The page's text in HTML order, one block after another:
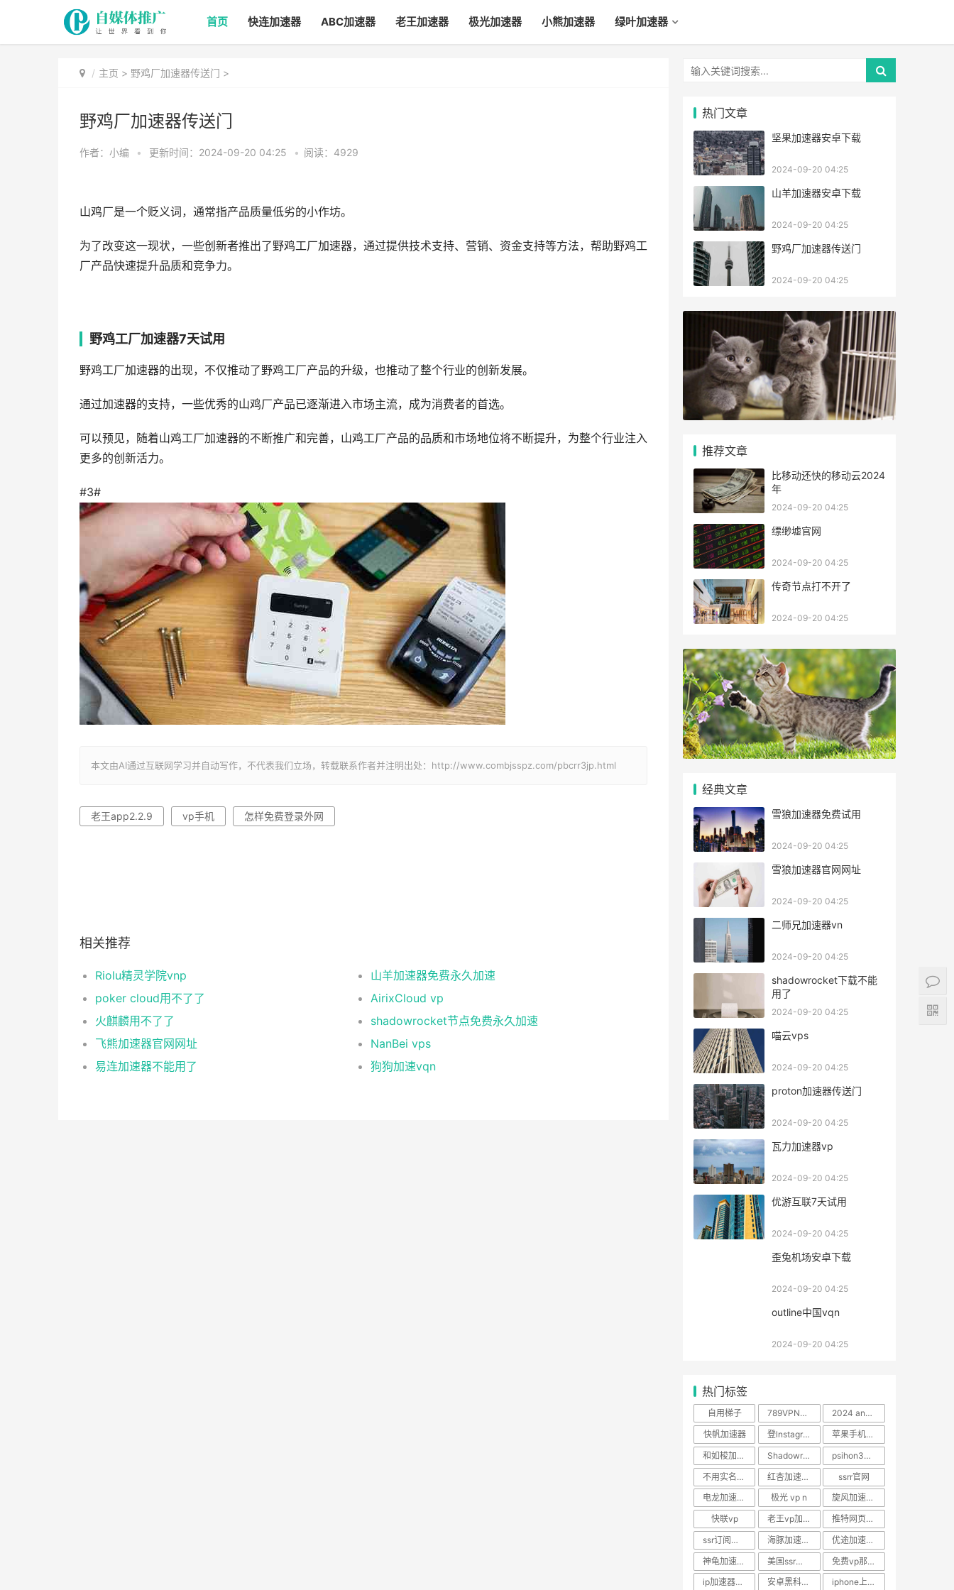
首页 快连加速器 ABC加速器 老王加速器 极光加速器 小熊加速器 绿叶加速器
主页 > 野鸡厂加速器传送门 >
野鸡厂加速器传送门
作者：小编 • 更新时间：2024-09-20 04:25 • 阅读：4929
山鸡厂是一个贬义词，通常指产品质量低劣的小作坊。
为了改变这一现状，一些创新者推出了野鸡工厂加速器，通过提供技术支持、营销、资金支持等方法，帮助野鸡工
厂产品快速提升品质和竞争力。
野鸡工厂加速器7天试用
野鸡工厂加速器的出现，不仅推动了野鸡工厂产品的升级，也推动了整个行业的创新发展。
通过加速器的支持，一些优秀的山鸡厂产品已逐渐进入市场主流，成为消费者的首选。
可以预见，随着山鸡工厂加速器的不断推广和完善，山鸡工厂产品的品质和市场地位将不断提升，为整个行业注入
更多的创新活力。
#3#
本文由AI通过互联网学习并自动写作，不代表我们立场，转载联系作者并注明出处：http://www.combjsspz.com/pbcrr3jp.html
老王app2.2.9 vp手机 怎样免费登录外网
相关推荐
Riolu精灵学院vnp
山羊加速器免费永久加速
poker cloud用不了了
AirixCloud vp
火麒麟用不了了
shadowrocket节点免费永久加速
飞熊加速器官网网址
NanBei vps
易连加速器不能用了
狗狗加速vqn
热门文章
坚果加速器安卓下载
2024-09-20 04:25
山羊加速器安卓下载
2024-09-20 04:25
野鸡厂加速器传送门
2024-09-20 04:25
推荐文章
比移动还快的移动云2024
年
2024-09-20 04:25
缥缈墟官网
2024-09-20 04:25
传奇节点打不开了
2024-09-20 04:25
经典文章
雪狼加速器免费试用
2024-09-20 04:25
雪狼加速器官网网址
2024-09-20 04:25
二师兄加速器vn
2024-09-20 04:25
shadowrocket下载不能
用了
2024-09-20 04:25
喵云vps
2024-09-20 04:25
proton加速器传送门
2024-09-20 04:25
瓦力加速器vp
2024-09-20 04:25
优游互联7天试用
2024-09-20 04:25
歪兔机场安卓下载
2024-09-20 04:25
outline中国vqn
2024-09-20 04:25
热门标签
自用梯子 789VPN官網
2024 android 可用梯子
快帆加速器
登lnstagram的加速器
苹果手机免费梯子
和如梭加速器一样加速器
Shadowrocket苹果版下载
psihon3官网
不用实名的加速器
红杏加速器apricot
ssrr官网
电龙加速器官网
极光 vp n
旋风加速器推广码共享
快联vp
老王vp加速器怎么用
推特网页版网址
ssr订阅地址在哪
海豚加速器最新破解版
优途加速器安卓最新版下载
神龟加速器好吗
美国ssr节点
免费vp那软件
ip加速器官方下载
安卓黑科技软件网站
iphone上如何使用谷歌